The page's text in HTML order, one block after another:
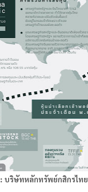
:บริษัทหลักทรัพย์กสิกรไทย